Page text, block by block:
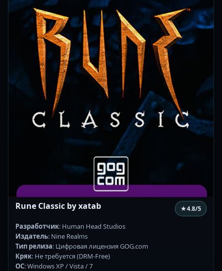
Rune Classic by xatab ★4.8/5
Разработчик: Human Head Studios
Издатель: Nine Realms
Тип релиза: Цифровая лицензия GOG.com
Кряк: Не требуется (DRM-Free)
ОС: Windows XP / Vista / 7